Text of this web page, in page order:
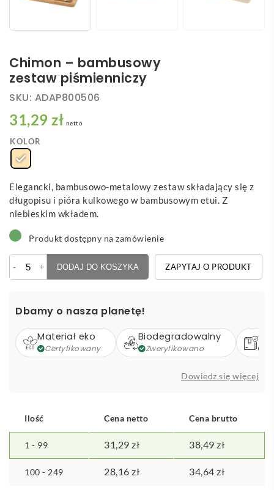
Chimon – bambusowy
zestaw piśmienniczy
SKU: ADAP800506
31,29 zł netto
KOLOR
Elegancki, bambusowo-metalowy zestaw składający się z
długopisu i pióra kulkowego w bambusowym etui. Z
niebieskim wkładem.
Produkt dostępny na zamówienie
-
Chimon
zestaw
piśmienniczy
+ DODAJ DO KOSZYKA ZAPYTAJ O PRODUKT
Dbamy o nasza planetę!
Materiał eko
Certyfikowany
Biodegradowalny
Zweryfikowano
Dowiedz się więcej
Ilość Cena netto Cena brutto
1 - 99 31,29 zł 38,49 zł
100 - 249 28,16 zł 34,64 zł